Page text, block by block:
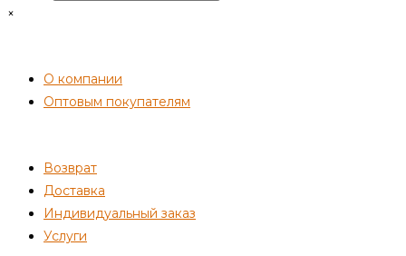
×
О компании
Оптовым покупателям
Возврат
Доставка
Индивидуальный заказ
Услуги